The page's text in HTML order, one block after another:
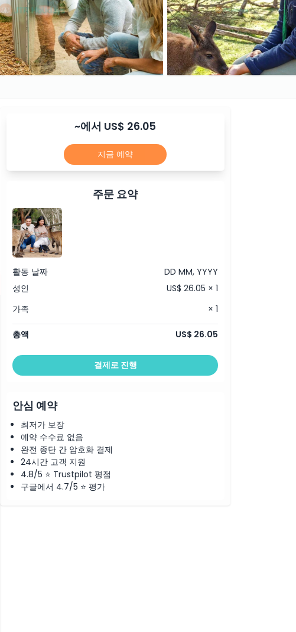
~에서 US$ 26.05
지금 예약
주문 요약
활동 날짜
DD MM, YYYY
성인
US$ 26.05 × 1
가족
× 1
총액 US$ 26.05
결제로 진행
안심 예약
최저가 보장
예약 수수료 없음
완전 종단 간 암호화 결제
24시간 고객 지원
4.8/5 ⭐ Trustpilot 평점
구글에서 4.7/5 ⭐ 평가